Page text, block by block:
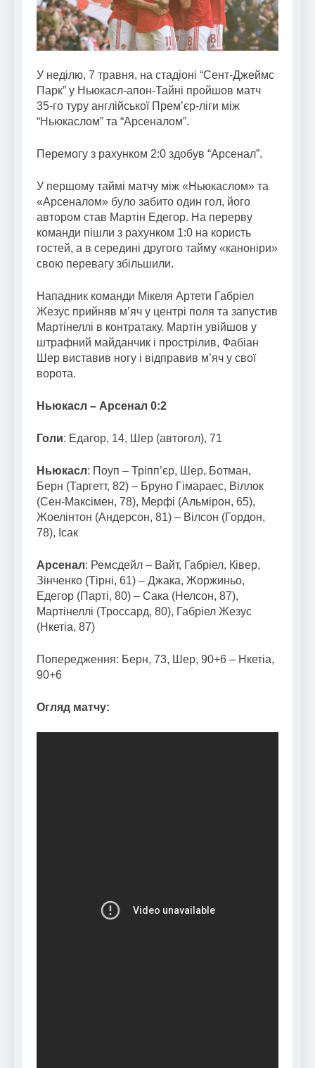
У неділю, 7 травня, на стадіоні “Сент-Джеймс
Парк” у Ньюкасл-апон-Тайні пройшов матч
35-го туру англійської Прем’єр-ліги між
“Ньюкаслом” та “Арсеналом”.
Перемогу з рахунком 2:0 здобув “Арсенал”.
У першому таймі матчу між «Ньюкаслом» та
«Арсеналом» було забито один гол, його
автором став Мартін Едегор. На перерву
команди пішли з рахунком 1:0 на користь
гостей, а в середині другого тайму «каноніри»
свою перевагу збільшили.
Нападник команди Мікеля Артети Габріел
Жезус прийняв м’яч у центрі поля та запустив
Мартінеллі в контратаку. Мартін увійшов у
штрафний майданчик і прострілив, Фабіан
Шер виставив ногу і відправив м’яч у свої
ворота.
Ньюкасл – Арсенал 0:2
Голи: Едагор, 14, Шер (автогол), 71
Ньюкасл: Поуп – Тріпп’єр, Шер, Ботман,
Берн (Таргетт, 82) – Бруно Гімараес, Віллок
(Сен-Максімен, 78), Мерфі (Альмірон, 65),
Жоелінтон (Андерсон, 81) – Вілсон (Гордон,
78), Ісак
Арсенал: Ремсдейл – Вайт, Габріел, Ківер,
Зінченко (Тірні, 61) – Джака, Жоржиньо,
Едегор (Парті, 80) – Сака (Нелсон, 87),
Мартінеллі (Троссард, 80), Габріел Жезус
(Нкетіа, 87)
Попередження: Берн, 73, Шер, 90+6 – Нкетіа,
90+6
Огляд матчу: